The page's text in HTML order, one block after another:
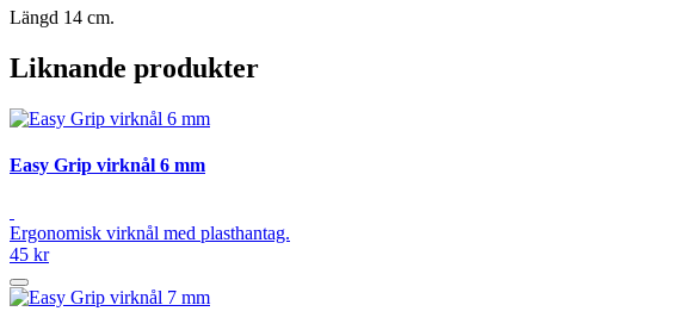
Längd 14 cm.
Liknande produkter
Easy Grip virknål 6 mm
Ergonomisk virknål med plasthantag.
45 kr